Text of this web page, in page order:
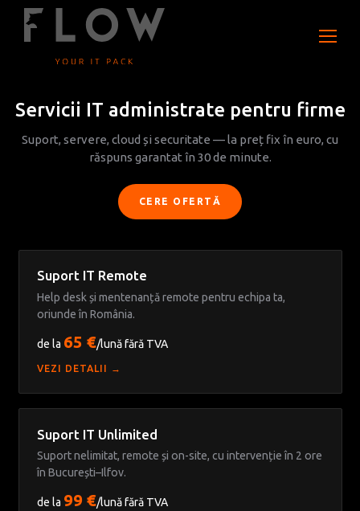
Servicii IT administrate pentru firme
Suport, servere, cloud și securitate — la preț fix în euro, cu
răspuns garantat în 30 de minute.
CERE OFERTĂ
Suport IT Remote
Help desk și mentenanță remote pentru echipa ta,
oriunde în România.
de la 65 €/lună fără TVA
VEZI DETALII →
Suport IT Unlimited
Suport nelimitat, remote și on-site, cu intervenție în 2 ore
în București–Ilfov.
de la 99 €/lună fără TVA